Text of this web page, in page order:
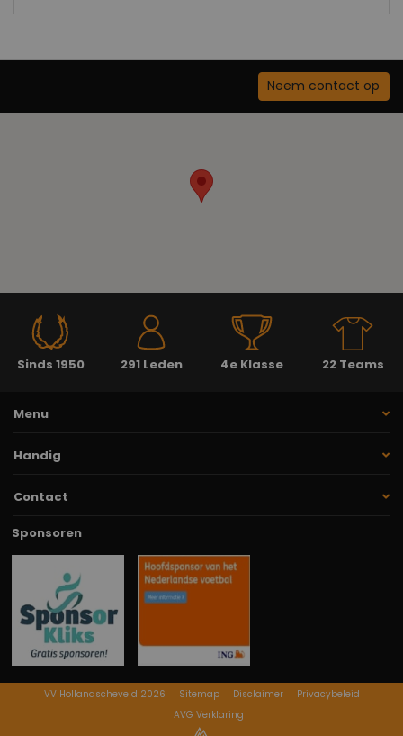
Neem contact op
Sinds 1950 291 Leden 4e Klasse 22 Teams
Menu
Handig
Contact
Sponsoren
VV Hollandscheveld 2026 Sitemap Disclaimer
Privacybeleid
AVG Verklaring